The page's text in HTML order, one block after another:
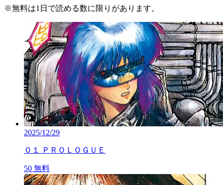
※無料は1日で読める数に限りがあります。
2025/12/29
０１ ＰＲＯＬＯＧＵＥ
50 無料